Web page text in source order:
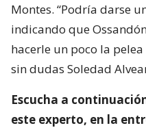
Montes. “Podría darse
indicando que
hacerle un poco la
sin dudas Soledad
Escucha a
este experto, en la